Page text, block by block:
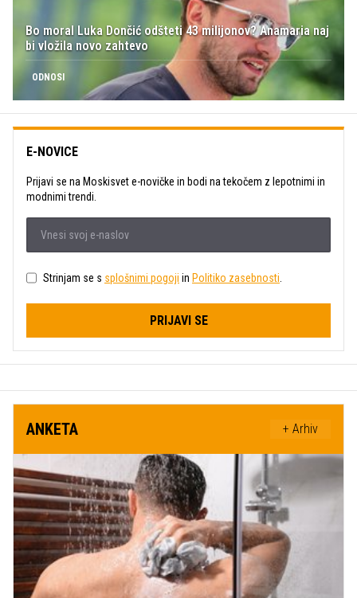
Bo moral Luka Dončić odšteti 43 milijonov? Anamaria naj
bi vložila novo zahtevo
ODNOSI
E-NOVICE
Prijavi se na Moskisvet e-novičke in bodi na tekočem z lepotnimi in
modnimi trendi.
Strinjam se s splošnimi pogoji in Politiko zasebnosti
PRIJAVI SE
ANKETA + Arhiv